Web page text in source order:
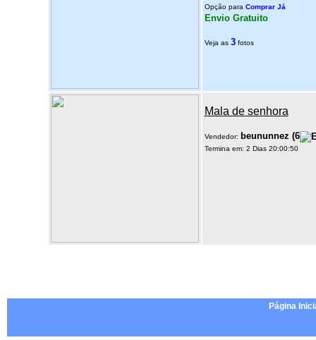
Opção para Comprar Já
Envio Gratuito
Veja as 3fotos
Mala de senhora
Vendedor: beununnez (6
Termina em: 2 Dias 20:00:50
Página